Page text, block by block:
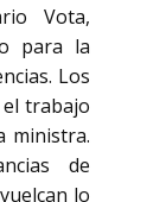
Vota,
para la
Los
trabajo
ministra.
de
lo